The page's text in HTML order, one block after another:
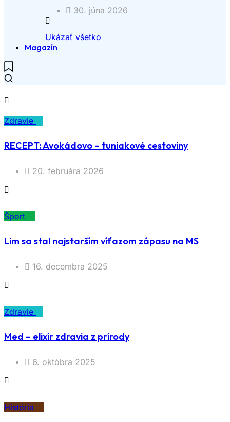
30. júna 2026
Ukázať všetko
Magazín
Zdravie
RECEPT: Avokádovo – tuniakové cestoviny
20. februára 2026
Šport
Lim sa stal najstarším víťazom zápasu na MS
16. decembra 2025
Zdravie
Med – elixír zdravia z prírody
6. októbra 2025
História